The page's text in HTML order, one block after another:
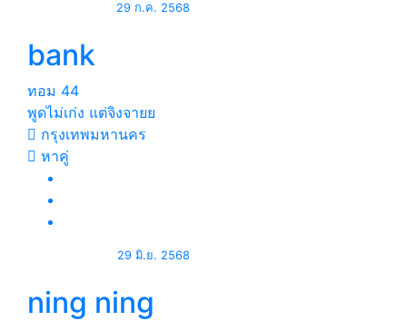
29 ก.ค. 2568
bank
ทอม 44
พูดไม่เก่ง แต่จิงจายย
กรุงเทพมหานคร
หาคู่
29 มิ.ย. 2568
ning ning